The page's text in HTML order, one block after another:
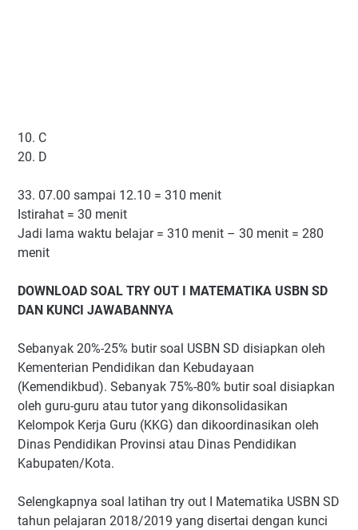
10. C
20. D
33. 07.00 sampai 12.10 = 310 menit
Istirahat = 30 menit
Jadi lama waktu belajar = 310 menit – 30 menit = 280
menit
DOWNLOAD SOAL TRY OUT I MATEMATIKA USBN SD
DAN KUNCI JAWABANNYA
Sebanyak 20%-25% butir soal USBN SD disiapkan oleh
Kementerian Pendidikan dan Kebudayaan
(Kemendikbud). Sebanyak 75%-80% butir soal disiapkan
oleh guru-guru atau tutor yang dikonsolidasikan
Kelompok Kerja Guru (KKG) dan dikoordinasikan oleh
Dinas Pendidikan Provinsi atau Dinas Pendidikan
Kabupaten/Kota.
Selengkapnya soal latihan try out I Matematika USBN SD
tahun pelajaran 2018/2019 yang disertai dengan kunci